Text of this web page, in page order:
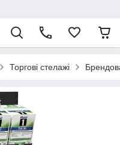
Торгові стелажі